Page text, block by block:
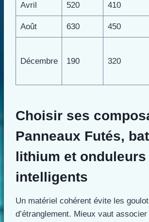
Avril 520 410
Août 630 450
Décembre 190 320
Choisir ses
Panneaux Futés,
lithium et onduleurs
intelligents
Un matériel cohérent évite les
d’étranglement. Mieux vaut